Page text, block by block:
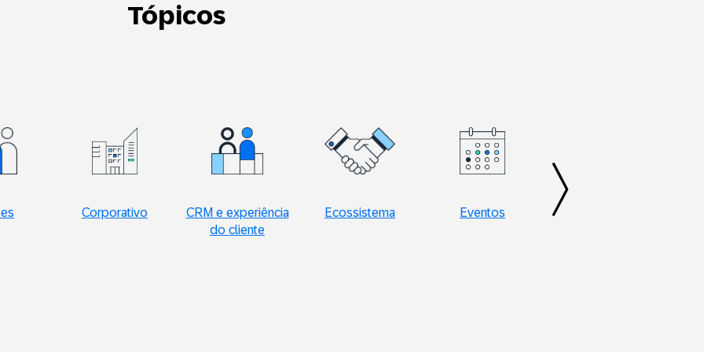
Tópicos
Corporativo
CRM e experiência
do cliente
Ecossistema Eventos
Gestão da cadeia